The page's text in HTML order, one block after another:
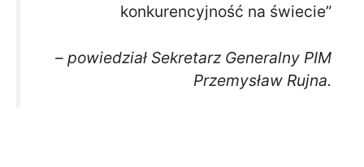
konkurencyjność na świecie”
– powiedział Sekretarz Generalny PIM
Przemysław Rujna.